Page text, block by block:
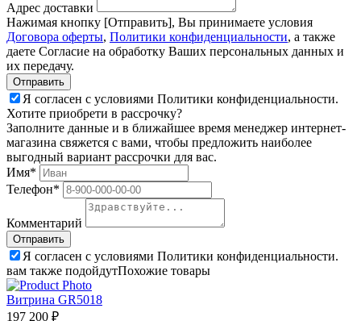
Адрес доставки
Нажимая кнопку [Отправить], Вы принимаете условия
Договора оферты, Политики конфиденциальности, а также
даете Согласие на обработку Ваших персональных данных и
их передачу.
Я согласен с условиями Политики конфиденциальности.
Хотите приобрети в рассрочку?
Заполните данные и в ближайшее время менеджер интернет-
магазина свяжется с вами, чтобы предложить наиболее
выгодный вариант рассрочки для вас.
Имя*
Телефон*
Комментарий
Я согласен с условиями Политики конфиденциальности.
вам также подойдутПохожие товары
Витрина GR5018
197 200 ₽